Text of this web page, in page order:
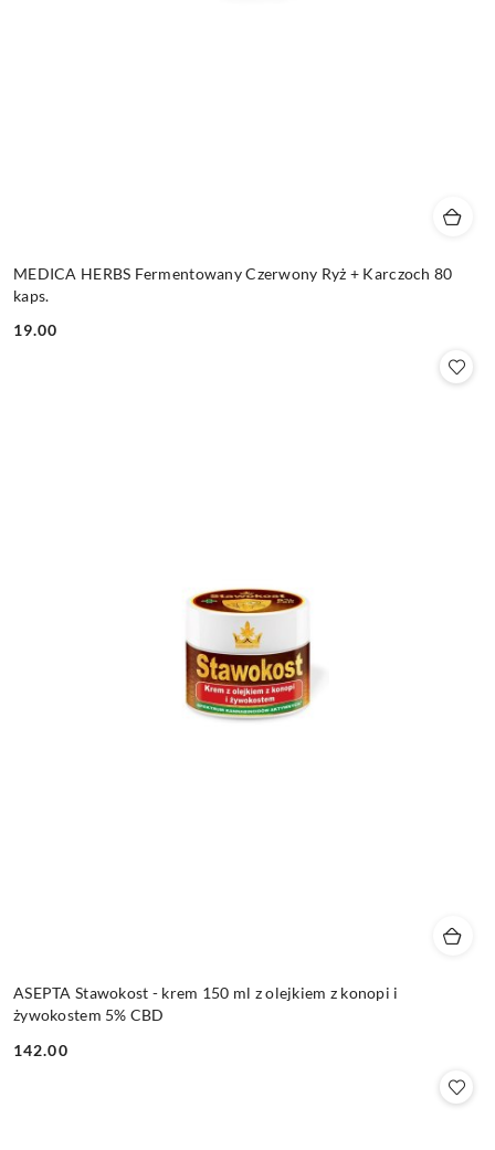
MEDICA HERBS Fermentowany Czerwony Ryż + Karczoch 80
kaps.
Cena:
19.00
ASEPTA Stawokost - krem 150 ml z olejkiem z konopi i
żywokostem 5% CBD
Cena:
142.00